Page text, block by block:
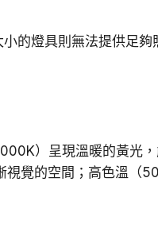
的燈具則無法提供足
）呈現溫暖的黃光
覺的空間；高色溫（